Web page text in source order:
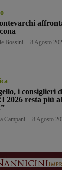
Bossini 8 Agosto
i consiglieri
2026 resta più
Campani 8 Agosto